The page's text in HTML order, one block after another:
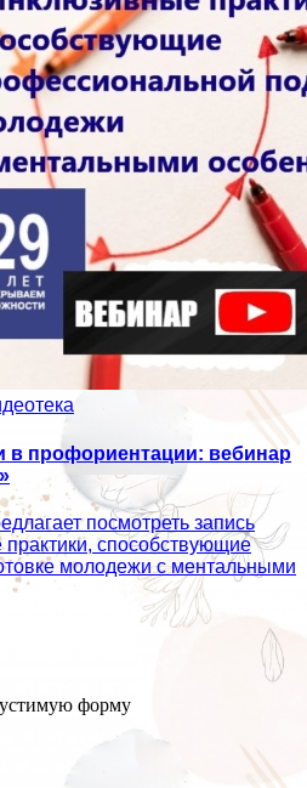
в профориентации: вебинар
посмотреть запись
способствующие
молодежи с ментальными
форму